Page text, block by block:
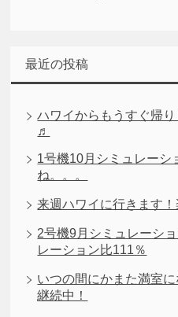
最近の投稿
ハワイからもうすぐ帰
♬
1号機10月シミュレーシ
ね。。。
来週ハワイに行きます！
2号機9月シミュレーシ
レーション比111％
いつの間にかまた満室
継続中！